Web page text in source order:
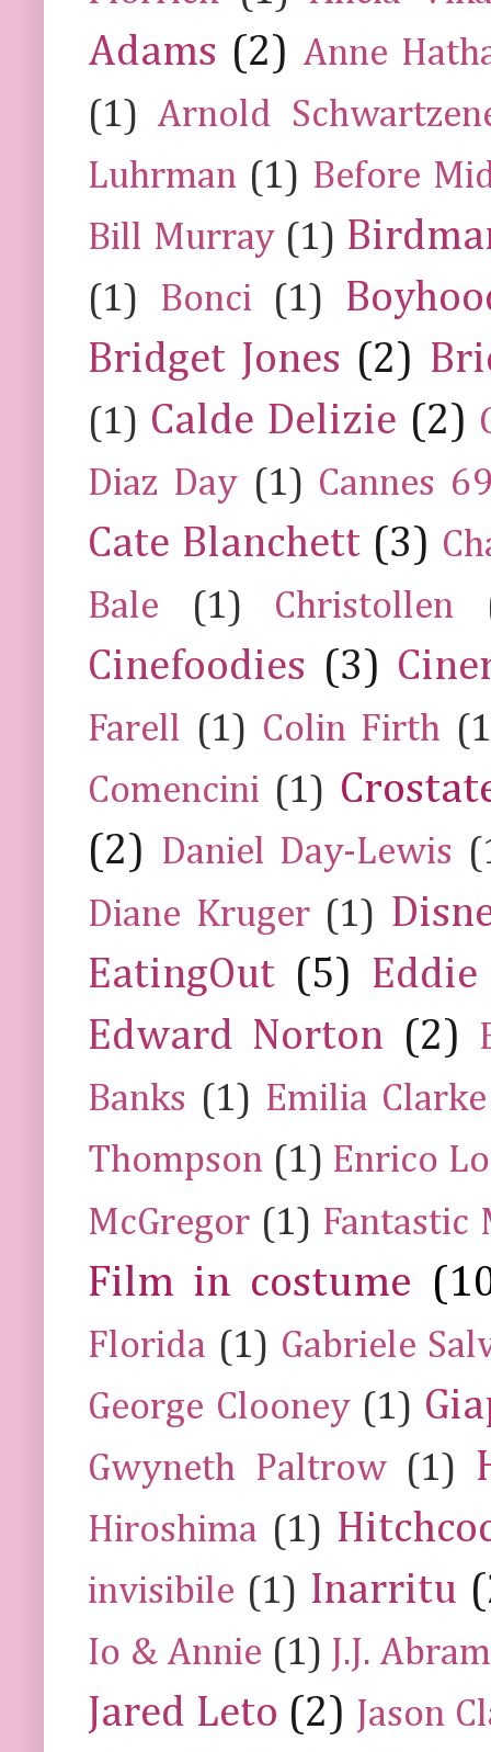
Adams (2) Anne
(1) Arnold
Luhrman (1) Before
Bill Murray (1)
(1) Bonci (1)
Bridget Jones (2)
(1) Calde Delizie (2)
Diaz Day (1) Cannes
Cate Blanchett (3)
Bale
(1) Christollen
Cinefoodies (3)
Farell (1) Colin Firth
Comencini (1)
(2) Daniel Day-Lewis
Diane Kruger (1)
EatingOut (5) Eddie
Edward Norton (2)
Banks (1) Emilia Clarke
Thompson (1) Enrico
McGregor (1) Fantastic
Film in costume
Florida (1) Gabriele
George Clooney (1)
Gwyneth Paltrow (1)
Hiroshima (1)
invisibile (1) Inarritu
Io & Annie (1) J.J.
Jared Leto (2) Jason